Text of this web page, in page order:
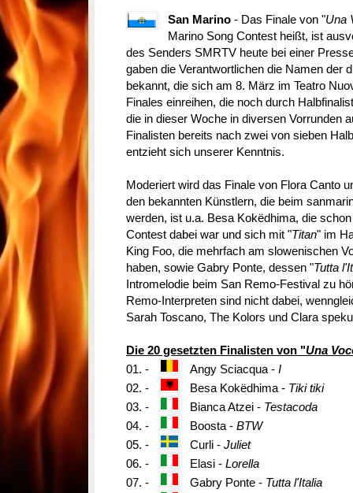
San Marino - Das Finale von "Una
Marino Song Contest heißt, ist
des Senders SMRTV heute bei einer
gaben die Verantwortlichen die Namen der
bekannt, die sich am 8. März im Teatro
Finales einreihen, die noch durch
die in dieser Woche in diversen Vorrunden
Finalisten bereits nach zwei von sieben
entzieht sich unserer Kenntnis.
Moderiert wird das Finale von Flora Canto
den bekannten Künstlern, die beim
werden, ist u.a. Besa Kokëdhima, die
Contest dabei war und sich mit "Titan" im
King Foo, die mehrfach am slowenischen
haben, sowie Gabry Ponte, dessen "Tutta
Intromelodie beim San Remo-Festival zu
Remo-Interpreten sind nicht dabei,
Sarah Toscano, The Kolors und Clara
Die 20 gesetzten Finalisten von "Una
01. -
Angy Sciacqua - I
02. -
Besa Kokëdhima - Tiki tiki
03. -
Bianca Atzei - Testacoda
04. -
Boosta -BTW
05. -
Curli -Juliet
06. -
Elasi -Lorella
07. -
Gabry Ponte - Tutta l'Italia